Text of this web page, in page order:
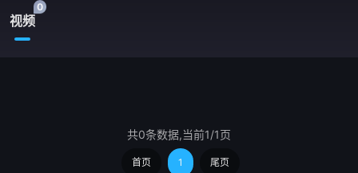
视频
0
共0条数据,当前1/1页
首页 1 尾页